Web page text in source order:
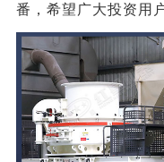
番，希望广大投资用